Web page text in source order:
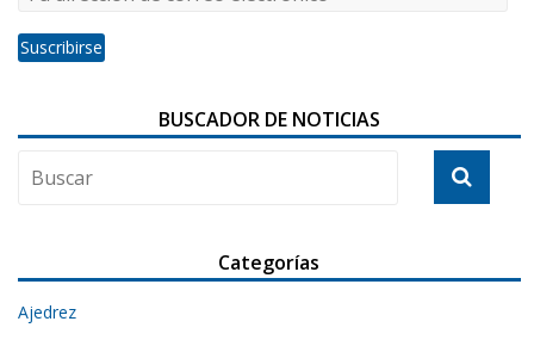
BUSCADOR DE NOTICIAS
Categorías
Ajedrez